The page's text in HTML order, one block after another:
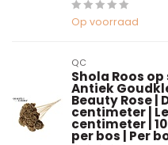
Op voorraad
QC
Shola Roos
Antiek
Beauty Rose |
centimeter |
centimeter |
per bos | Per